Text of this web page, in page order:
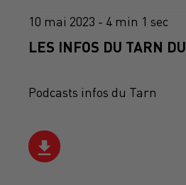
10 mai 2023 - 4 min 1 sec
LES INFOS DU TARN
Podcasts infos du Tarn